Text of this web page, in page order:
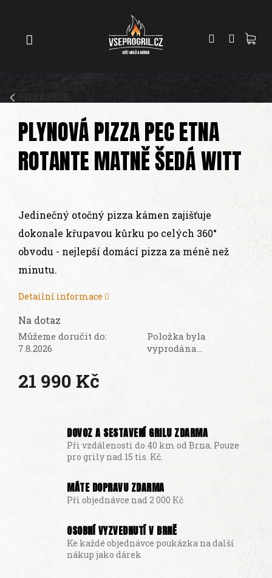
UDÍRNY
DŘEVO
PŘÍSLUŠENSTVÍ
OMÁČKY
PEČENÍ
SEZÓNNÍ
TERASA
PIZZA PECE
PLYNOVÁ PIZZA PEC ETNA
ROTANTE MATNĚ ŠEDÁ WITT
21 990 Kč
Na dotaz
Můžeme doručit do:
7.8.2026
Položka byla
vyprodána…
Jedinečný otočný pizza kámen zajišťuje
dokonale křupavou kůrku po celých 360°
obvodu - nejlepší domácí pizza za méně než
minutu.
Detailní informace
DOVOZ A SESTAVENÍ GRILU ZDARMA
Při vzdálenosti do 40 km od Brna. Pouze
pro grily nad 15 tis. Kč.
MÁTE DOPRAVU ZDARMA
Při objednávce nad 2 000 Kč
OSOBNÍ VYZVEDNUTÍ V BRNĚ
Ke každé objednávce poukázka na další
nákup jako dárek